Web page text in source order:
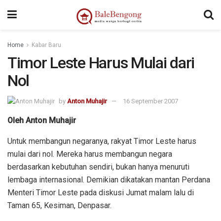
Home Kabar Baru
Timor Leste Harus Mulai dari
Nol
by Anton Muhajir 16 September 2007
Oleh Anton Muhajir
Untuk membangun negaranya, rakyat Timor Leste harus
mulai dari nol. Mereka harus membangun negara
berdasarkan kebutuhan sendiri, bukan hanya menuruti
lembaga internasional. Demikian dikatakan mantan Perdana
Menteri Timor Leste pada diskusi Jumat malam lalu di
Taman 65, Kesiman, Denpasar.